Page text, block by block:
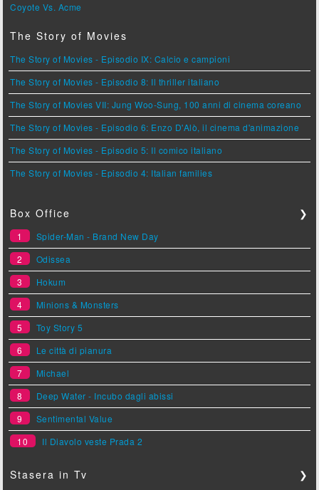
Coyote Vs. Acme
The Story of Movies
The Story of Movies - Episodio IX: Calcio e campioni
The Story of Movies - Episodio 8: Il thriller italiano
The Story of Movies VII: Jung Woo-Sung, 100 anni di cinema coreano
The Story of Movies - Episodio 6: Enzo D'Alò, il cinema d'animazione
The Story of Movies - Episodio 5: Il comico italiano
The Story of Movies - Episodio 4: Italian families
Box Office ❯
1
Spider-Man - Brand New Day
2
Odissea
3
Hokum
4
Minions & Monsters
5
Toy Story 5
6
Le città di pianura
7
Michael
8
Deep Water - Incubo dagli abissi
9
Sentimental Value
10
Il Diavolo veste Prada 2
Stasera in Tv ❯